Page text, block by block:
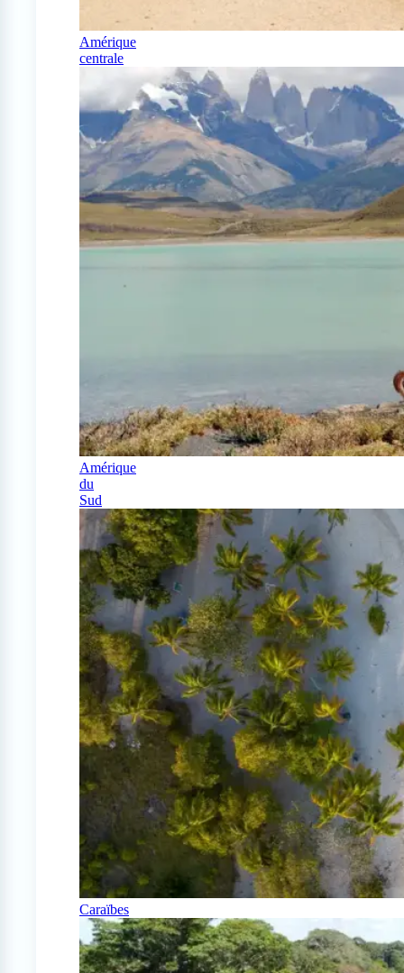
Amérique
centrale
Amérique
du
Sud
Caraïbes